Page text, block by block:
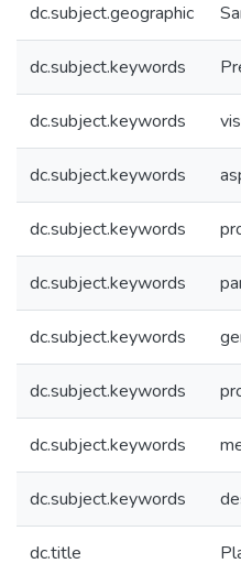
dc.subject.geographic
dc.subject.keywords
dc.subject.keywords
dc.subject.keywords
dc.subject.keywords
dc.subject.keywords
dc.subject.keywords
dc.subject.keywords
dc.subject.keywords
dc.subject.keywords
dc.title